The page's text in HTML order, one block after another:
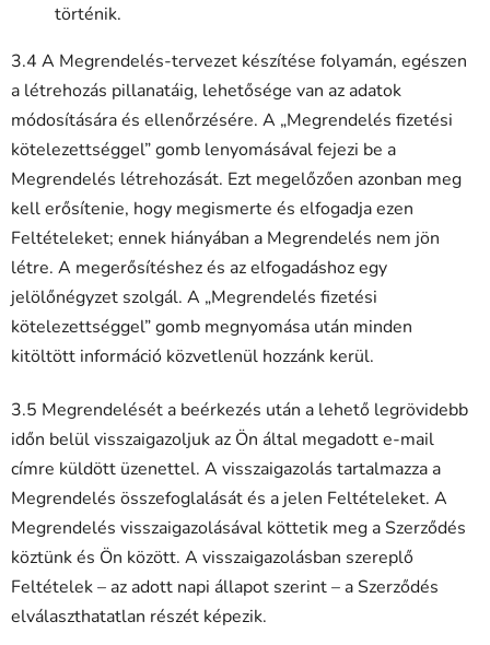
történik.
3.4 A Megrendelés-tervezet készítése folyamán, egészen
a létrehozás pillanatáig, lehetősége van az adatok
módosítására és ellenőrzésére. A „Megrendelés fizetési
kötelezettséggel” gomb lenyomásával fejezi be a
Megrendelés létrehozását. Ezt megelőzően azonban meg
kell erősítenie, hogy megismerte és elfogadja ezen
Feltételeket; ennek hiányában a Megrendelés nem jön
létre. A megerősítéshez és az elfogadáshoz egy
jelölőnégyzet szolgál. A „Megrendelés fizetési
kötelezettséggel” gomb megnyomása után minden
kitöltött információ közvetlenül hozzánk kerül.
3.5 Megrendelését a beérkezés után a lehető legrövidebb
időn belül visszaigazoljuk az Ön által megadott e-mail
címre küldött üzenettel. A visszaigazolás tartalmazza a
Megrendelés összefoglalását és a jelen Feltételeket. A
Megrendelés visszaigazolásával köttetik meg a Szerződés
köztünk és Ön között. A visszaigazolásban szereplő
Feltételek – az adott napi állapot szerint – a Szerződés
elválaszthatatlan részét képezik.